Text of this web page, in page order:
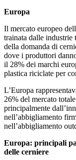
Europa
Il mercato europeo
trainata dalle
della domanda di
dove i produttori
il 28% dei marchi
plastica riciclate per
L’Europa
26% del mercato
principalmente
nell’abbigliamento
nell’abbigliamento
Europa: principali
delle cerniere